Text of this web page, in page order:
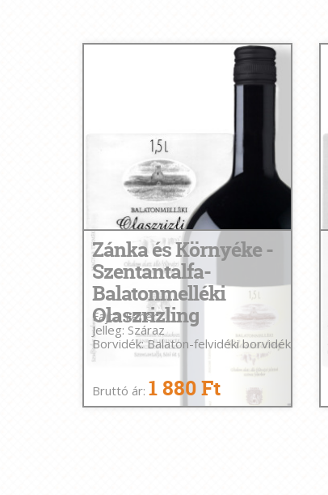
Zánka és Környéke -
Szentantalfa-
Balatonmelléki
Olaszrizling
Fajta: Fehér
Jelleg: Száraz
Borvidék: Balaton-felvidéki borvidék
Bruttó ár: 1 880 Ft